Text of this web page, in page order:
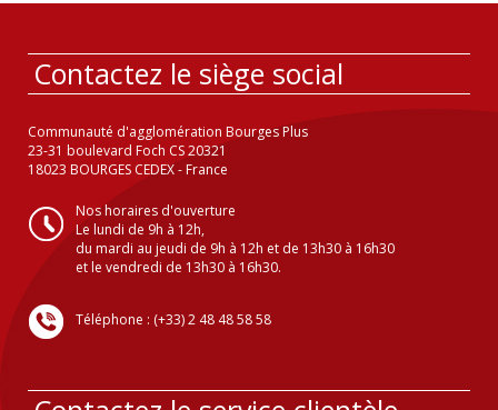
Contactez le siège social
Communauté d'agglomération Bourges Plus
23-31 boulevard Foch CS 20321
18023 BOURGES CEDEX - France
Nos horaires d'ouverture
Le lundi de 9h à 12h,
du mardi au jeudi de 9h à 12h et de 13h30 à 16h30
et le vendredi de 13h30 à 16h30.
Téléphone : (+33) 2 48 48 58 58